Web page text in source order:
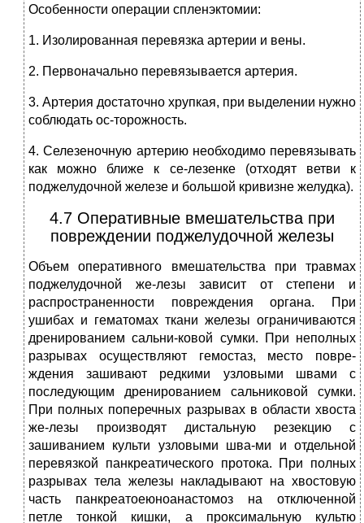
Особенности операции спленэктомии:
1. Изолированная перевязка артерии и вены.
2. Первоначально перевязывается артерия.
3. Артерия достаточно хрупкая, при выделении нужно
соблюдать ос-торожность.
4. Селезеночную артерию необходимо перевязывать
как можно ближе к се-лезенке (отходят ветви к
поджелудочной железе и большой кривизне желудка).
4.7 Оперативные вмешательства при
повреждении поджелудочной железы
Объем оперативного вмешательства при травмах
поджелудочной же-лезы зависит от степени и
распространенности повреждения органа. При
ушибах и гематомах ткани железы ограничиваются
дренированием сальни-ковой сумки. При неполных
разрывах осуществляют гемостаз, место повре-
ждения зашивают редкими узловыми швами с
последующим дренированием сальниковой сумки.
При полных поперечных разрывах в области хвоста
же-лезы производят дистальную резекцию с
зашиванием культи узловыми шва-ми и отдельной
перевязкой панкреатического протока. При полных
разрывах тела железы накладывают на хвостовую
часть панкреатоеюноанастомоз на отключенной
петле тонкой кишки, а проксимальную культю